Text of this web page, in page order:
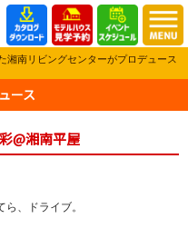
湘南リビングセンターがプロデュース
ース
@湘南平屋
、ドライブ。